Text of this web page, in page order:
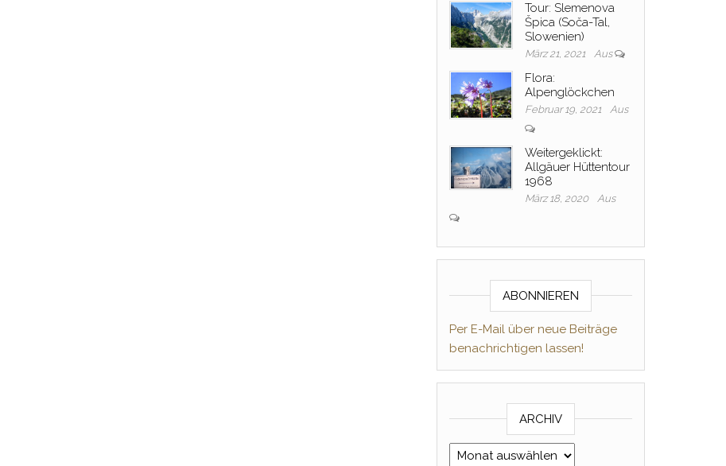
Tour: Slemenova
Špica (Soča-Tal,
Slowenien)
März 21, 2021 Aus
Flora:
Alpenglöckchen
Februar 19, 2021 Aus
Weitergeklickt:
Allgäuer Hüttentour
1968
März 18, 2020 Aus
ABONNIEREN
Per E-Mail über neue Beiträge
benachrichtigen lassen!
ARCHIV
Archiv